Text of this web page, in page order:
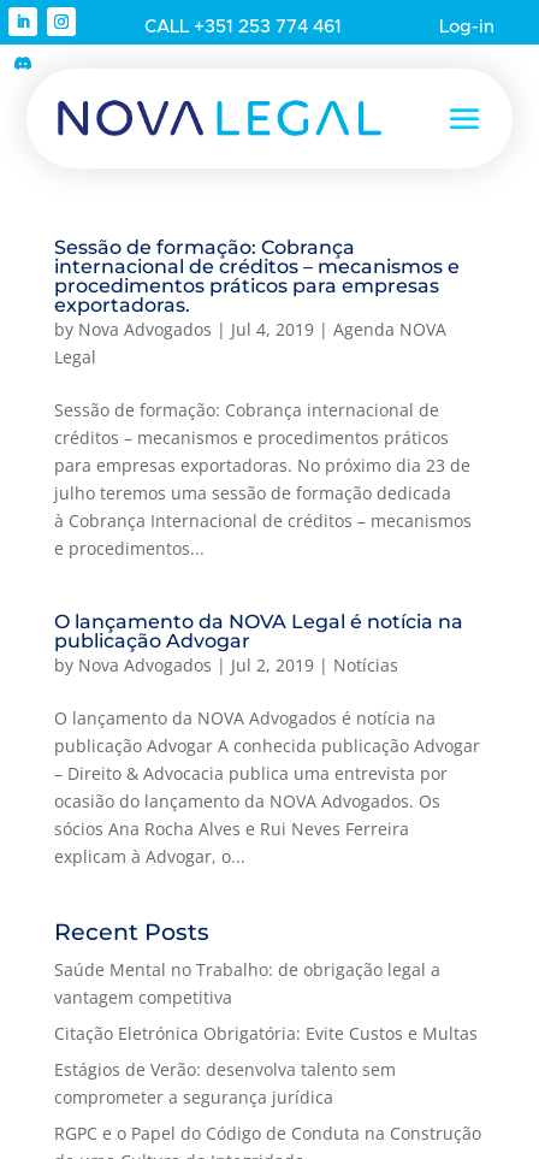
CALL +351 253 774 461 Log-in
Sessão de formação: Cobrança
internacional de créditos – mecanismos e
procedimentos práticos para empresas
exportadoras.
by Nova Advogados | Jul 4, 2019| Agenda NOVA
Legal
Sessão de formação: Cobrança internacional de
créditos – mecanismos e procedimentos práticos
para empresas exportadoras. No próximo dia 23 de
julho teremos uma sessão de formação dedicada
à Cobrança Internacional de créditos – mecanismos
e procedimentos...
O lançamento da NOVA Legal é notícia na
publicação Advogar
by Nova Advogados | Jul 2, 2019| Notícias
O lançamento da NOVA Advogados é notícia na
publicação Advogar A conhecida publicação Advogar
– Direito & Advocacia publica uma entrevista por
ocasião do lançamento da NOVA Advogados. Os
sócios Ana Rocha Alves e Rui Neves Ferreira
explicam à Advogar, o...
Recent Posts
Saúde Mental no Trabalho: de obrigação legal a
vantagem competitiva
Citação Eletrónica Obrigatória: Evite Custos e Multas
Estágios de Verão: desenvolva talento sem
comprometer a segurança jurídica
RGPC e o Papel do Código de Conduta na Construção